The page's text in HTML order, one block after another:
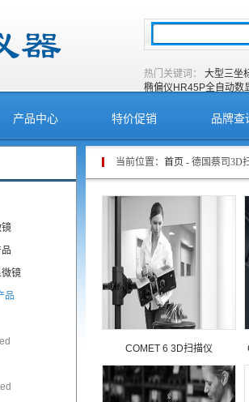
热门关键词：
大型三坐
椭偏仪 HR45P全自动数
产品中心 特价促销 品牌查
镜
品
当前位置： 首页 - 德国蔡司3D
COMET 6 3D扫描仪